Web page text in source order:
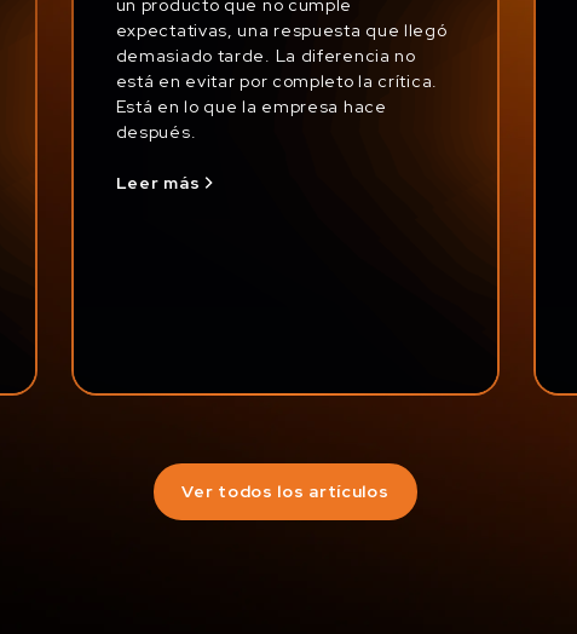
expectativas, una respuesta que llegó
demasiado tarde. La diferencia no
está en evitar por completo la crítica.
Está en lo que la empresa hace
después.
Leer más
Ver todos los artículos